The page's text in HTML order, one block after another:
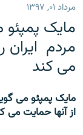
مرداد ۰۱, ۱۳۹۷
مایک پمپئو
مردم ایران
می کند
مایک پمپئو می
از آنها حمایت می